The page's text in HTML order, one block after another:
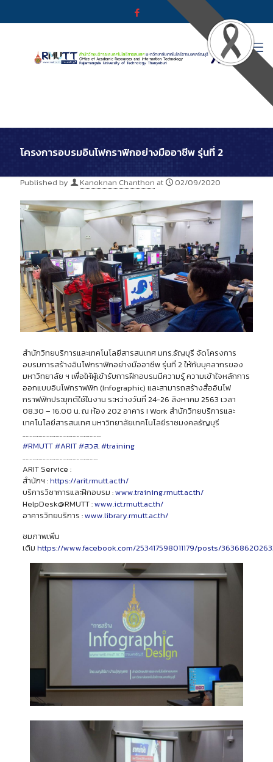
โครงการอบรมอินโฟกราฟิกอย่างมืออาชีพ รุ่นที่ 2
Published by Kanoknan Chanthon at 02/09/2020
สำนักวิทยบริการและเทคโนโลยีสารสนเทศ มทร.ธัญบุรี จัดโครงการ
อบรมการสร้างอินโฟกราฟิกอย่างมืออาชีพ รุ่นที่ 2 ให้กับบุคลากรของ
มหาวิทยาลัย ฯ เพื่อให้ผู้เข้ารับการฝึกอบรมมีความรู้ ความเข้าใจหลักการ
ออกแบบอินโฟกราฟฟิก (Infographic) และสามารถสร้างสื่ออินโฟ
กราฟฟิกประยุกต์ใช้ในงาน ระหว่างวันที่ 24-26 สิงหาคม 2563 เวลา
08.30 – 16.00 น. ณ ห้อง 202 อาคาร I Work สำนักวิทยบริการและ
เทคโนโลยีสารสนเทศ มหาวิทยาลัยเทคโนโลยีราชมงคลธัญบุรี
……………………………………………….
#RMUTT#ARIT#สวส.#training
……………………………………………..
ARIT Service :
สำนักฯ :https://arit.rmutt.ac.th/
บริการวิชาการและฝึกอบรม :www.training.rmutt.ac.th/
HelpDesk@RMUTT :www.ict.rmutt.ac.th/
อาคารวิทยบริการ :www.library.rmutt.ac.th/
ชมภาพเพิ่ม
เติม https://www.facebook.com/253417598011179/posts/